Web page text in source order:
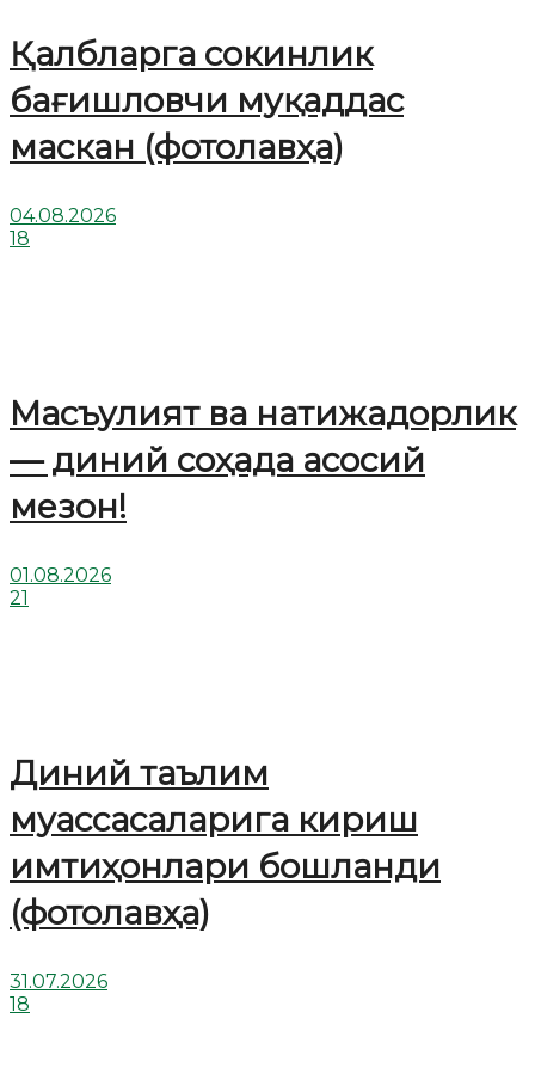
Қалбларга сокинлик
бағишловчи муқаддас
маскан (фотолавҳа)
04.08.2026
18
Масъулият ва натижадорлик
— диний соҳада асосий
мезон!
01.08.2026
21
Диний таълим
муассасаларига кириш
имтиҳонлари бошланди
(фотолавҳа)
31.07.2026
18